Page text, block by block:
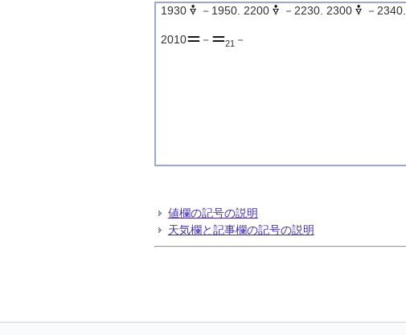
1930
－1950. 2200 －2230. 2300 －2340.
2010 － 21 －
値欄の記号の説明
天気欄と記事欄の記号の説明